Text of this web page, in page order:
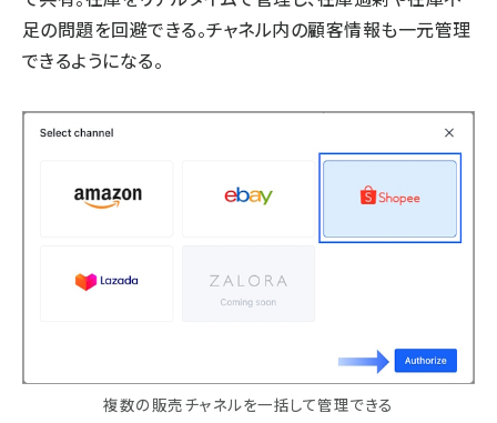
足の問題を回避できる。チャネル内の顧客情報も一元管理
できるようになる。
複数の販売チャネルを一括して管理できる